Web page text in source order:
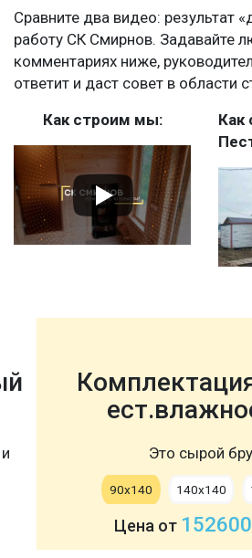
Сравните два видео: результат
работу СК Смирнов. Задавайте
комментариях ниже,
ответит и даст совет в области
Как строим мы:
Как
Это сырой
90х140 140х140
Цена от